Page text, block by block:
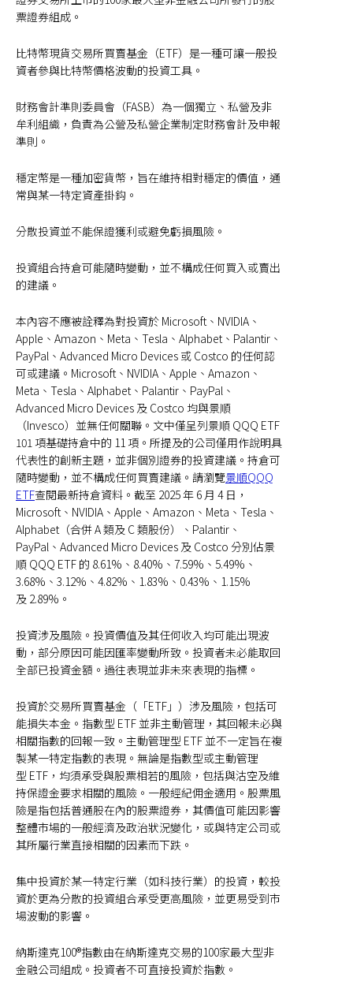
票證券組成。
比特幣現貨交易所買賣基金（ETF）是一種可讓一般投
資者參與比特幣價格波動的投資工具。
財務會計準則委員會（FASB）為一個獨立、私營及非
牟利組織，負責為公營及私營企業制定財務會計及申報
準則。
穩定幣是一種加密貨幣，旨在維持相對穩定的價值，通
常與某一特定資產掛鈎。
分散投資並不能保證獲利或避免虧損風險。
投資組合持倉可能隨時變動，並不構成任何買入或賣出
的建議。
本內容不應被詮釋為對投資於 Microsoft、NVIDIA、
Apple、Amazon、Meta、Tesla、Alphabet、Palantir、
PayPal、Advanced Micro Devices 或 Costco 的任何認
可或建議。Microsoft、NVIDIA、Apple、Amazon、
Meta、Tesla、Alphabet、Palantir、PayPal、
Advanced Micro Devices 及 Costco 均與景順
（Invesco）並無任何關聯。文中僅呈列景順 QQQ ETF
101 項基礎持倉中的 11 項。所提及的公司僅用作說明具
代表性的創新主題，並非個別證券的投資建議。持倉可
隨時變動，並不構成任何買賣建議。請瀏覽景順QQQ
ETF查閱最新持倉資料。截至 2025 年 6 月 4 日，
Microsoft、NVIDIA、Apple、Amazon、Meta、Tesla、
Alphabet（合併 A 類及 C 類股份）、Palantir、
PayPal、Advanced Micro Devices 及 Costco 分別佔景
順 QQQ ETF 的 8.61%、8.40%、7.59%、5.49%、
3.68%、3.12%、4.82%、1.83%、0.43%、1.15%
及 2.89%。
投資涉及風險。投資價值及其任何收入均可能出現波
動，部分原因可能因匯率變動所致。投資者未必能取回
全部已投資金額。過往表現並非未來表現的指標。
投資於交易所買賣基金（「ETF」）涉及風險，包括可
能損失本金。指數型 ETF 並非主動管理，其回報未必與
相關指數的回報一致。主動管理型 ETF 並不一定旨在複
製某一特定指數的表現。無論是指數型或主動管理
型 ETF，均須承受與股票相若的風險，包括與沽空及維
持保證金要求相關的風險。一般經紀佣金適用。股票風
險是指包括普通股在內的股票證券，其價值可能因影響
整體市場的一般經濟及政治狀況變化，或與特定公司或
其所屬行業直接相關的因素而下跌。
集中投資於某一特定行業（如科技行業）的投資，較投
資於更為分散的投資組合承受更高風險，並更易受到市
場波動的影響。
納斯達克100®指數由在納斯達克交易的100家最大型非
金融公司組成。投資者不可直接投資於指數。